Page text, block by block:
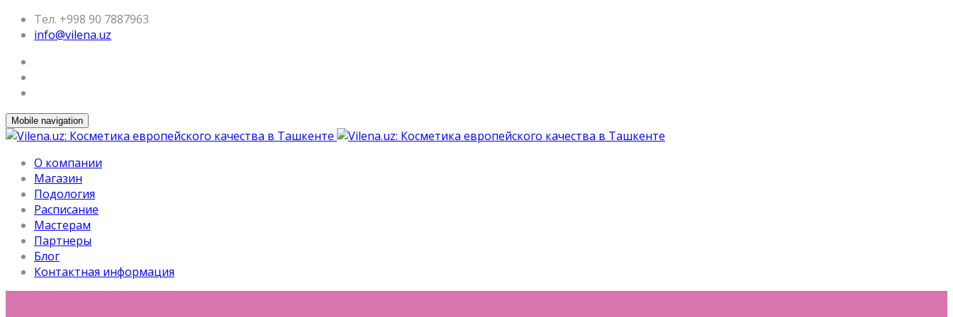
Тел. +998 90 7887963
info@vilena.uz
Mobile navigation
О компании
Магазин
Подология
Расписание
Мастерам
Партнеры
Блог
Контактная информация